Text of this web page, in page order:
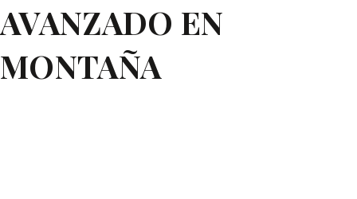
AVANZADO EN
MONTAÑA